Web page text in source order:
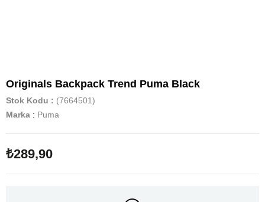
Originals Backpack Trend Puma Black
Stok Kodu
(7664501)
Marka : Puma
₺289,90